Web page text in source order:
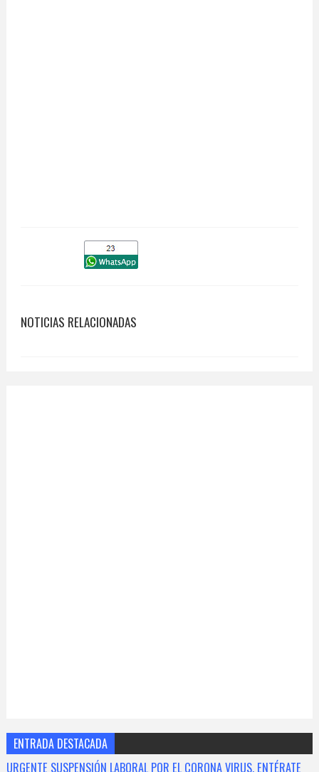
NOTICIAS RELACIONADAS
ENTRADA DESTACADA
URGENTE SUSPENSIÓN LABORAL POR EL CORONA VIRUS, ENTÉRATE